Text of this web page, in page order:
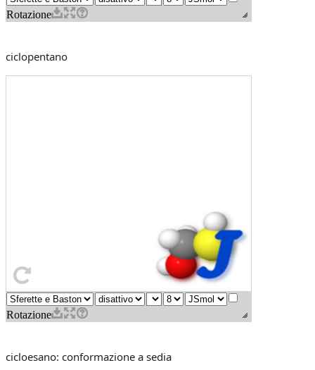
ciclopentano
cicloesano: conformazione a sedia